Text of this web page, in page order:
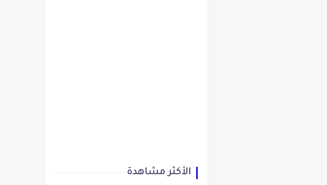
الأكثر مشاهدة